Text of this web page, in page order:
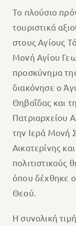
Το πλούσιο
τουριστικά
στους Αγίους
Μονή Αγίου
προσκύνημα
διακόνησε ο
Θηβαΐδας και
Πατριαρχείου
την Ιερά Μονή
Αικατερίνης
πολιτιστικούς
όπου δέχθηκε
Θεού.
Η συνολική